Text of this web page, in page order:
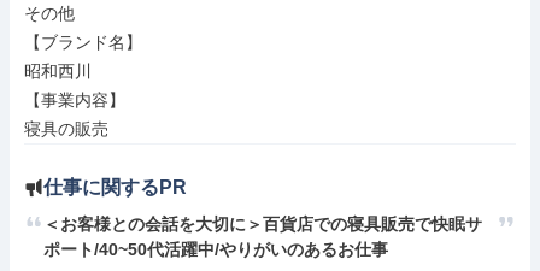
その他
【ブランド名】
昭和西川
【事業内容】
寝具の販売
仕事に関するPR
＜お客様との会話を大切に＞百貨店での寝具販売で快眠サ
ポート/40~50代活躍中/やりがいのあるお仕事